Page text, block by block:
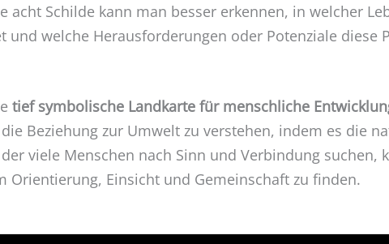
acht Schilde kann man besser erkennen, in welcher
und welche Herausforderungen oder Potenziale diese
tief symbolische Landkarte für menschliche
Beziehung zur Umwelt zu verstehen, indem es die
viele Menschen nach Sinn und Verbindung suchen,
Orientierung, Einsicht und Gemeinschaft zu finden.